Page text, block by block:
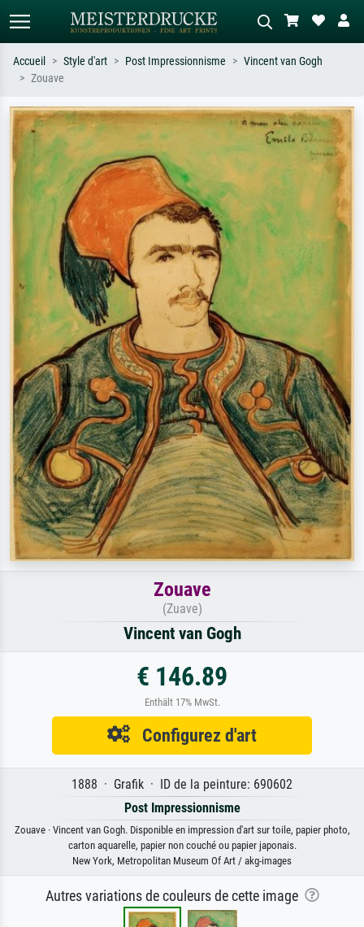
Recherchez par artiste, titre ou style –
ex. Monet, Nuit étoilée,
impressionnisme, vague de Hokusai,
nu.
Décrivez la scène – ex. prairie verte,
abstrait avec beaucoup de rouge,
tableau sombre, nu debout près d'un
arbre.
Accueil Style d'art Post Impressionnisme
Vincent van Gogh
Zouave
Zouave
(Zuave)
Vincent van Gogh
€ 146.89
Enthält 17% MwSt.
Configurez d'art
1888 · Grafik · ID de la peinture: 690602
Post Impressionnisme
Zouave · Vincent van Gogh. Disponible en impression d'art sur toile, papier photo,
carton aquarelle, papier non couché ou papier japonais.
New York, Metropolitan Museum Of Art / akg-images
Autres variations de couleurs de cette image